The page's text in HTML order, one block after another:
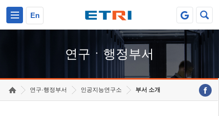
En
연구ㆍ행정부서
연구·행정부서 인공지능연구소 부서 소개